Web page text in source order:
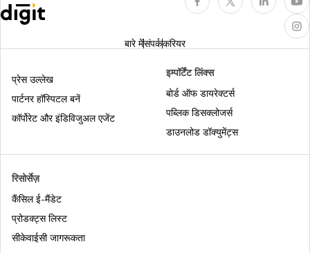
प्रॉफिट आफ्टर टैक्स
सीनियर सिटिजन के लिए इनकम टैक्स स्लैब
बारे मेंसंपर्ककरियर
रिसोर्सेज़
कैंसिल ई-मैंडेट
प्रोडक्ट्स लिस्ट
सीकेवाईसी जागरूकता
प्रेस उल्लेख
पार्टनर हॉस्पिटल बनें
कॉर्पोरेट और इंडिविजुअल एजेंट
इम्पॉर्टेंट लिंक्स
बोर्ड ऑफ डायरेक्टर्स
पब्लिक डिसक्लोजर्स
डाउनलोड डॉक्युमेंट्स